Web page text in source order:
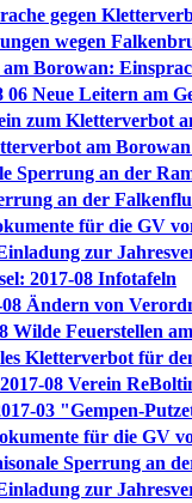
gegen
wegen
Borowan:
06 Neue Leitern am
zum Kletterverbot
am
Sperrung an der
an der
für die GV
zur
2017-08 Infotafeln
08 Ändern von
Wilde Feuerstellen
Kletterverbot für
08 Verein
03 "Gempen-
für die GV
Sperrung an
zur